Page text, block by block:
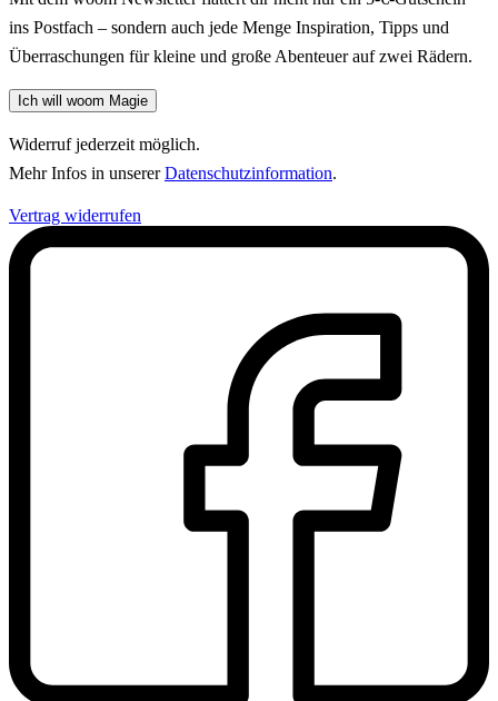
ins Postfach – sondern auch jede Menge Inspiration, Tipps und
Überraschungen für kleine und große Abenteuer auf zwei Rädern.
Ich will woom Magie
Widerruf jederzeit möglich.
Mehr Infos in unsererDatenschutzinformation.
Vertrag widerrufen